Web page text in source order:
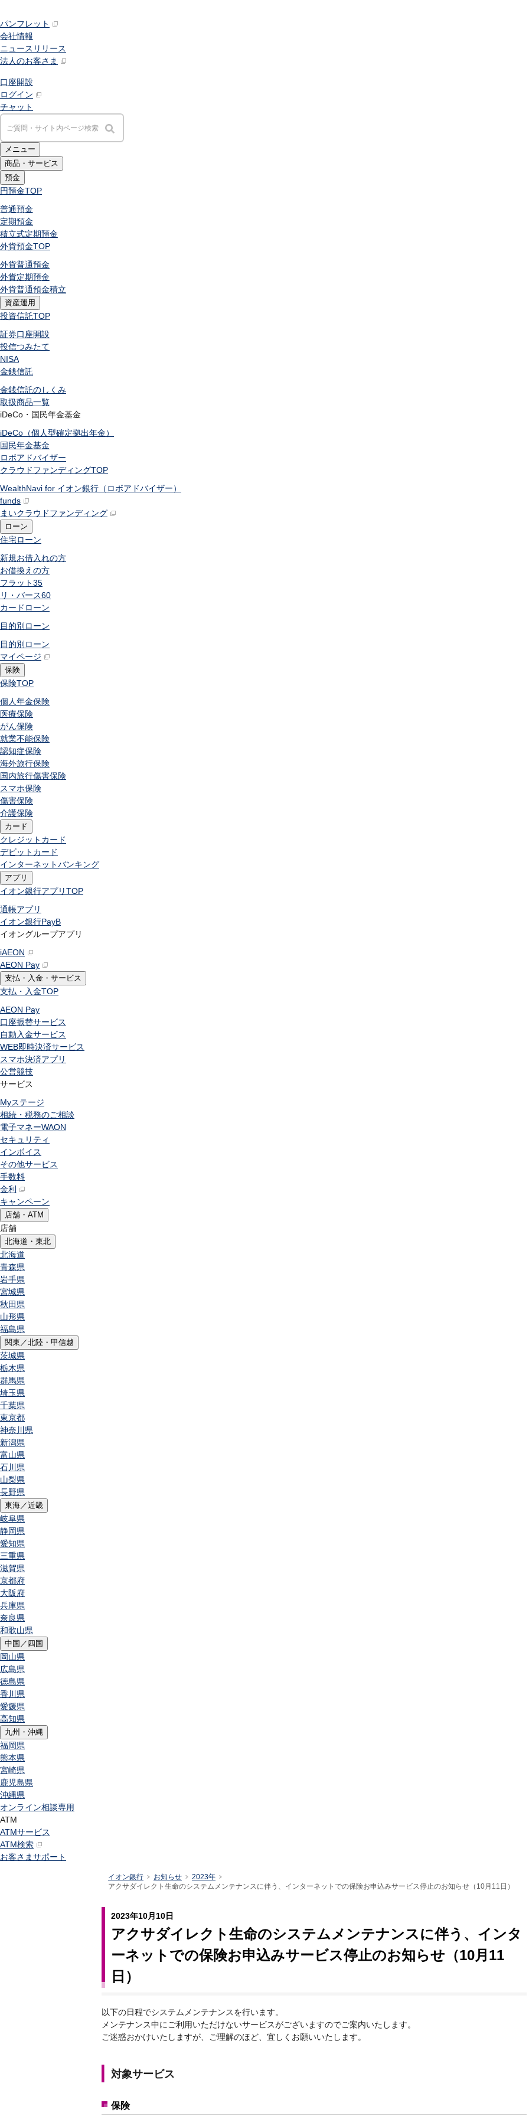
パンフレット
会社情報
ニュースリリース
法人のお客さま
口座開設
ログイン
チャット
メニュー
商品・サービス
預金
円預金TOP
普通預金
定期預金
積立式定期預金
外貨預金TOP
外貨普通預金
外貨定期預金
外貨普通預金積立
資産運用
投資信託TOP
証券口座開設
投信つみたて
NISA
金銭信託
金銭信託のしくみ
取扱商品一覧
iDeCo・国民年金基金
iDeCo（個人型確定拠出年金）
国民年金基金
ロボアドバイザー
クラウドファンディングTOP
WealthNavi for イオン銀行（ロボアドバイザー）
funds
まいクラウドファンディング
ローン
住宅ローン
新規お借入れの方
お借換えの方
フラット35
リ・バース60
カードローン
目的別ローン
目的別ローン
マイページ
保険
保険TOP
個人年金保険
医療保険
がん保険
就業不能保険
認知症保険
海外旅行保険
国内旅行傷害保険
スマホ保険
傷害保険
介護保険
カード
クレジットカード
デビットカード
インターネットバンキング
アプリ
イオン銀行アプリTOP
通帳アプリ
イオン銀行PayB
イオングループアプリ
iAEON
AEON Pay
支払・入金・サービス
支払・入金TOP
AEON Pay
口座振替サービス
自動入金サービス
WEB即時決済サービス
スマホ決済アプリ
公営競技
サービス
Myステージ
相続・税務のご相談
電子マネーWAON
セキュリティ
インボイス
その他サービス
手数料
金利
キャンペーン
店舗・ATM
店舗
北海道・東北
北海道
青森県
岩手県
宮城県
秋田県
山形県
福島県
関東／北陸・甲信越
茨城県
栃木県
群馬県
埼玉県
千葉県
東京都
神奈川県
新潟県
富山県
石川県
山梨県
長野県
東海／近畿
岐阜県
静岡県
愛知県
三重県
滋賀県
京都府
大阪府
兵庫県
奈良県
和歌山県
中国／四国
岡山県
広島県
徳島県
香川県
愛媛県
高知県
九州・沖縄
福岡県
熊本県
宮崎県
鹿児島県
沖縄県
オンライン相談専用
ATM
ATMサービス
ATM検索
お客さまサポート
イオン銀行 お知らせ
2023年
アクサダイレクト生命のシステムメンテナンスに伴う、インターネットでの保険お申込みサービス停止のお知らせ（10月11日）
2023年10月10日
アクサダイレクト生命のシステムメンテナンスに伴う、インタ
ーネットでの保険お申込みサービス停止のお知らせ（10月11
日）
以下の日程でシステムメンテナンスを行います。
メンテナンス中にご利用いただけないサービスがございますのでご案内いたします。
ご迷惑おかけいたしますが、ご理解のほど、宜しくお願いいたします。
対象サービス
保険